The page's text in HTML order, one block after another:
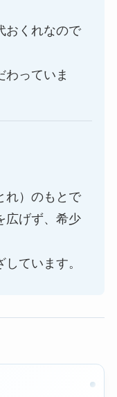
おくれなので
わっていま
れ）のもとで
広げず、希少
ています。